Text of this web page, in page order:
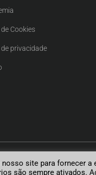
Cookies
privacidade
AMERICA.
site para fornecer a
são sempre ativados.